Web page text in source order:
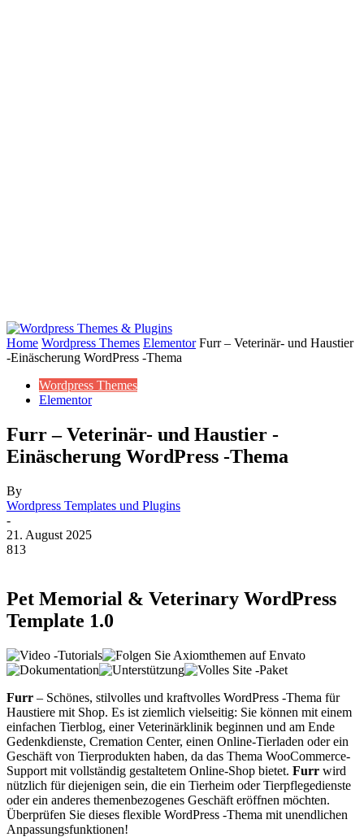
Home Wordpress Themes Elementor Furr – Veterinär- und Haustier
-Einäscherung WordPress -Thema
Wordpress Themes
Elementor
Furr – Veterinär- und Haustier -
Einäscherung WordPress -Thema
By
Wordpress Templates und Plugins
-
21. August 2025
813
Pet Memorial & Veterinary WordPress
Template 1.0
Furr – Schönes, stilvolles und kraftvolles WordPress -Thema für
Haustiere mit Shop. Es ist ziemlich vielseitig: Sie können mit einem
einfachen Tierblog, einer Veterinärklinik beginnen und am Ende
Gedenkdienste, Cremation Center, einen Online-Tierladen oder ein
Geschäft von Tierprodukten haben, da das Thema WooCommerce-
Support mit vollständig gestaltetem Online-Shop bietet. Furr wird
nützlich für diejenigen sein, die ein Tierheim oder Tierpflegedienste
oder ein anderes themenbezogenes Geschäft eröffnen möchten.
Überprüfen Sie dieses flexible WordPress -Thema mit unendlichen
Anpassungsfunktionen!